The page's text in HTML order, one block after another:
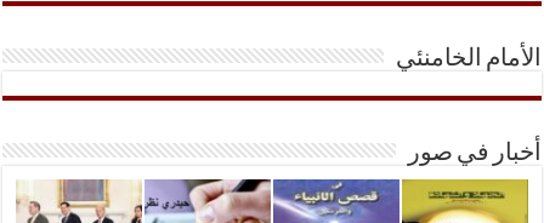
الأمام الخامنئي
أخبار في صور